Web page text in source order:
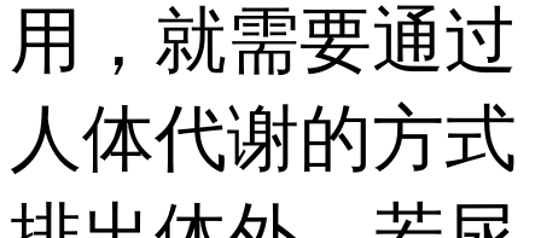
用，就需要通过
人体代谢的方式